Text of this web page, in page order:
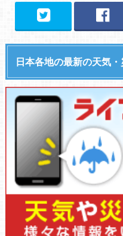
日本各地の最新の天気